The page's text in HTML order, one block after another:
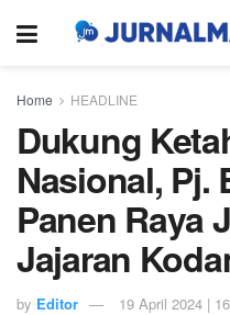
Home HEADLINE
Dukung
Nasional, Pj.
Panen Raya
Jajaran
by Editor 19 April 2024 |